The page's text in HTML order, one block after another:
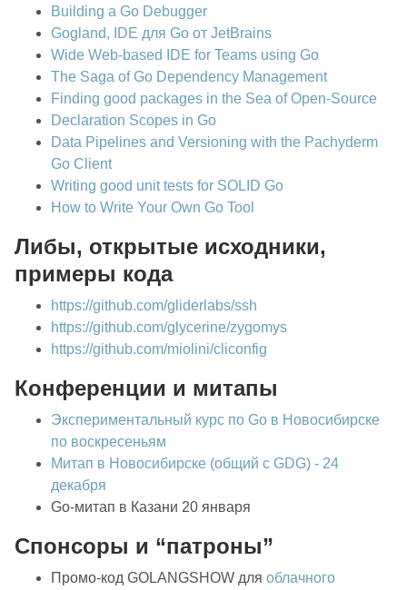
Building a Go Debugger
Gogland, IDE для Go от JetBrains
Wide Web-based IDE for Teams using Go
The Saga of Go Dependency Management
Finding good packages in the Sea of Open-Source
Declaration Scopes in Go
Data Pipelines and Versioning with the Pachyderm
Go Client
Writing good unit tests for SOLID Go
How to Write Your Own Go Tool
Либы, открытые исходники,
примеры кода
https://github.com/gliderlabs/ssh
https://github.com/glycerine/zygomys
https://github.com/miolini/cliconfig
Конференции и митапы
Экспериментальный курс по Go в Новосибирске
по воскресеньям
Митап в Новосибирске (общий с GDG) - 24
декабря
Go-митап в Казани 20 января
Спонсоры и “патроны”
Промо-код GOLANGSHOW для облачного